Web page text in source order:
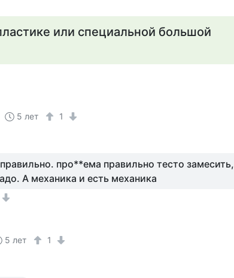
или специальной большой
5 лет 1
про**ема правильно тесто замесить,
А механика и есть механика
5 лет 1